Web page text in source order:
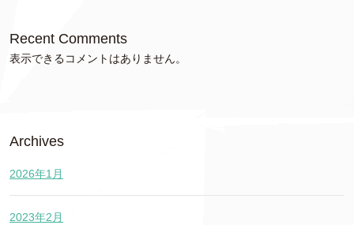
Recent Comments
表示できるコメントはありません。
Archives
2026年1月
2023年2月